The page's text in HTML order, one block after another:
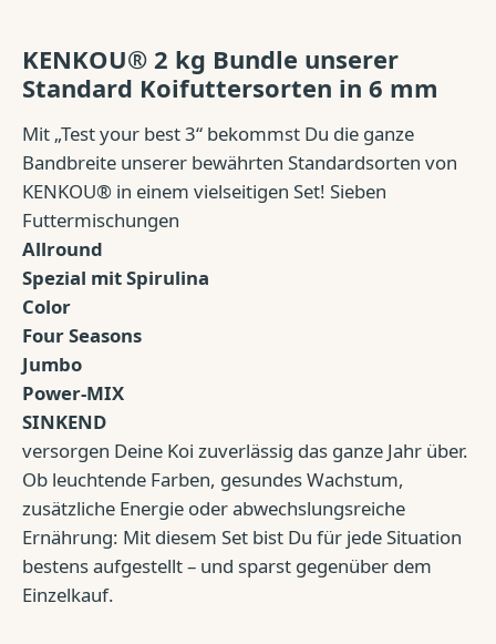
KENKOU® 2 kg Bundle unserer
Standard Koifuttersorten in 6 mm
Mit „Test your best 3“ bekommst Du die ganze
Bandbreite unserer bewährten Standardsorten von
KENKOU® in einem vielseitigen Set! Sieben
Futtermischungen
Allround
Spezial mit Spirulina
Color
Four Seasons
Jumbo
Power-MIX
SINKEND
versorgen Deine Koi zuverlässig das ganze Jahr über.
Ob leuchtende Farben, gesundes Wachstum,
zusätzliche Energie oder abwechslungsreiche
Ernährung: Mit diesem Set bist Du für jede Situation
bestens aufgestellt – und sparst gegenüber dem
Einzelkauf.